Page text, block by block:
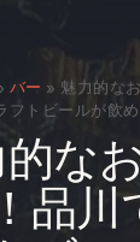
バー » 魅力的な
フトビールが飲
な
品川
ク
フ募集